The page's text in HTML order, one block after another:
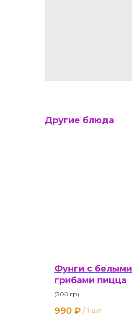
Другие блюда
Фунги с белыми
грибами пицца
(300 гр)
990 ₽ / 1 шт